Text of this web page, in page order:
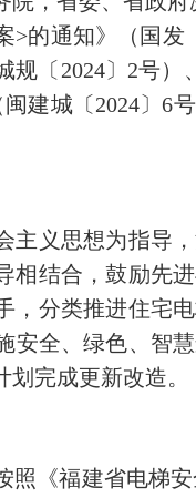
>的通知》（国
规〔2024〕2号
建城〔2024〕6
义思想为指导，
相结合，鼓励先
，分类推进住宅
安全、绿色、智
完成更新改造。
福建省电梯安